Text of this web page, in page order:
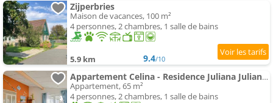
Zijperbries
Maison de vacances, 100 m²
4 personnes, 2 chambres, 1 salle de bains
5.9 km 9.4/10
Appartement Celina - Residence Juliana Julianadorp aan Zee
Appartement, 65 m²
4 personnes, 2 chambres, 1 salle de bains